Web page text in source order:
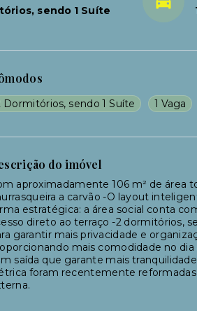
sendo 1 Suíte
Dormitórios, sendo 1 Suíte 1 Vaga
do imóvel
aproximadamente 106 m² de área
a carvão -O layout
estratégica: a área social conta
direto ao terraço -2 dormitórios,
garantir mais privacidade e
mais comodidade no dia
saída que garante mais
foram recentemente